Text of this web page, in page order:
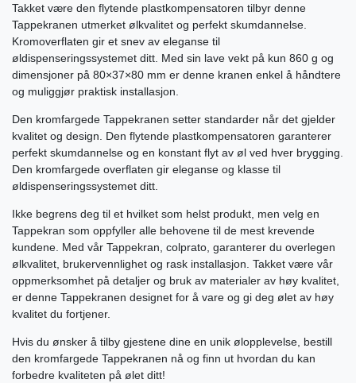
Takket være den flytende plastkompensatoren tilbyr denne
Tappekranen utmerket ølkvalitet og perfekt skumdannelse.
Kromoverflaten gir et snev av eleganse til
øldispenseringssystemet ditt. Med sin lave vekt på kun 860 g og
dimensjoner på 80×37×80 mm er denne kranen enkel å håndtere
og muliggjør praktisk installasjon.
Den kromfargede Tappekranen setter standarder når det gjelder
kvalitet og design. Den flytende plastkompensatoren garanterer
perfekt skumdannelse og en konstant flyt av øl ved hver brygging.
Den kromfargede overflaten gir eleganse og klasse til
øldispenseringssystemet ditt.
Ikke begrens deg til et hvilket som helst produkt, men velg en
Tappekran som oppfyller alle behovene til de mest krevende
kundene. Med vår Tappekran, colprato, garanterer du overlegen
ølkvalitet, brukervennlighet og rask installasjon. Takket være vår
oppmerksomhet på detaljer og bruk av materialer av høy kvalitet,
er denne Tappekranen designet for å vare og gi deg ølet av høy
kvalitet du fortjener.
Hvis du ønsker å tilby gjestene dine en unik ølopplevelse, bestill
den kromfargede Tappekranen nå og finn ut hvordan du kan
forbedre kvaliteten på ølet ditt!